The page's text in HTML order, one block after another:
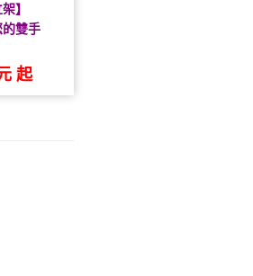
】
雙手
起